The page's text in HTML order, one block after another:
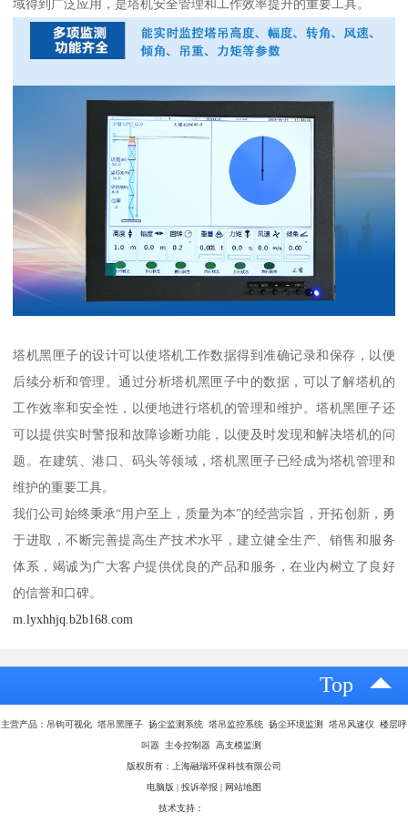
域得到广泛应用，是塔机安全管理和工作效率提升的重要工具。
塔机黑匣子的设计可以使塔机工作数据得到准确记录和保存，以便
后续分析和管理。通过分析塔机黑匣子中的数据，可以了解塔机的
工作效率和安全性，以便地进行塔机的管理和维护。塔机黑匣子还
可以提供实时警报和故障诊断功能，以便及时发现和解决塔机的问
题。在建筑、港口、码头等领域，塔机黑匣子已经成为塔机管理和
维护的重要工具。
我们公司始终秉承“用户至上，质量为本”的经营宗旨，开拓创新，勇
于进取，不断完善提高生产技术水平，建立健全生产、销售和服务
体系，竭诚为广大客户提供优良的产品和服务，在业内树立了良好
的信誉和口碑。
m.lyxhhjq.b2b168.com
Top
主营产品：吊钩可视化 塔吊黑匣子 扬尘监测系统 塔吊监控系统 扬尘环境监测 塔吊风速仪 楼层呼
叫器 主令控制器 高支模监测
版权所有：上海融瑞环保科技有限公司
电脑版 | 投诉举报 | 网站地图
技术支持：